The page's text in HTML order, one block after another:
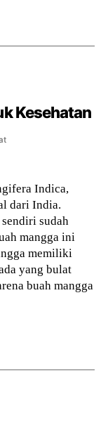
Kesehatan
Indica,
dari India.
sudah
mangga ini
memiliki
yang bulat
buah mangga